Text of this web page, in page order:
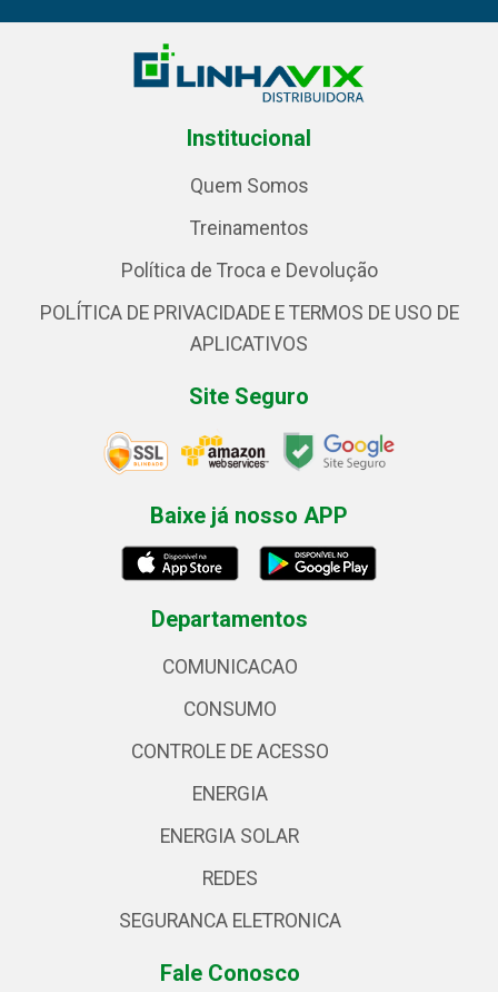
Institucional
Quem Somos
Treinamentos
Política de Troca e Devolução
POLÍTICA DE PRIVACIDADE E TERMOS DE USO DE
APLICATIVOS
Site Seguro
Baixe já nosso APP
Departamentos
COMUNICACAO
CONSUMO
CONTROLE DE ACESSO
ENERGIA
ENERGIA SOLAR
REDES
SEGURANCA ELETRONICA
Fale Conosco